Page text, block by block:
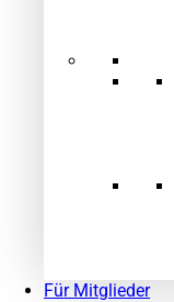
Für Mitglieder